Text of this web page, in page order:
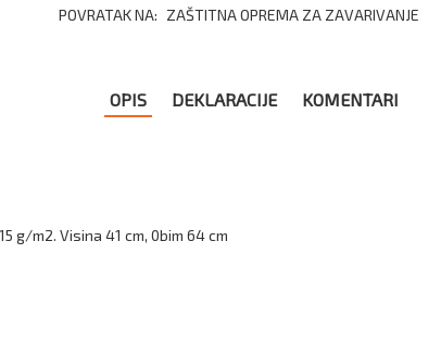
POVRATAK NA: ZAŠTITNA OPREMA ZA ZAVARIVANJE
OPIS DEKLARACIJE KOMENTARI
g/m2. Visina 41 cm, 0bim 64 cm